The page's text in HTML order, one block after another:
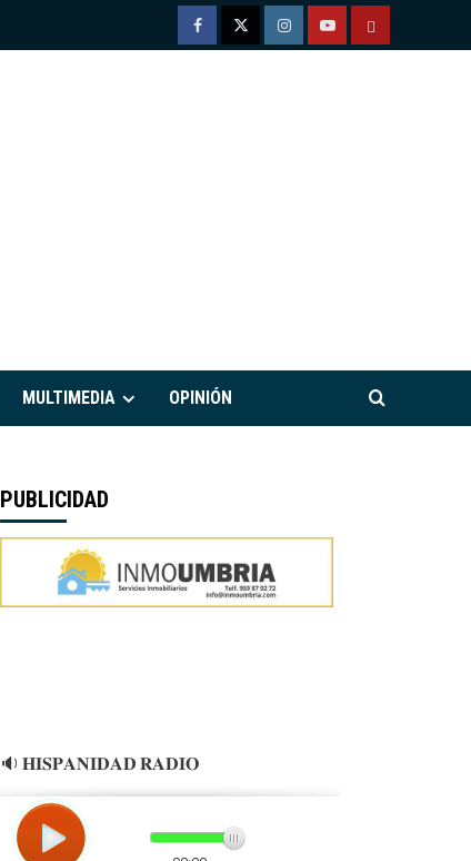
FacebookTwitterInstagramYoutubeTÉRMINOS
MULTIMEDIA OPINIÓN
PUBLICIDAD
🔉 𝐇𝐈𝐒𝐏𝐀𝐍𝐈𝐃𝐀𝐃 𝐑𝐀𝐃𝐈𝐎